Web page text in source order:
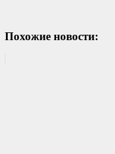
Похожие новости: